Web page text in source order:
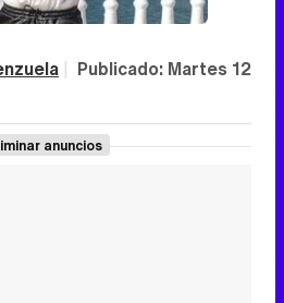
| Publicado: Martes 12
anuncios